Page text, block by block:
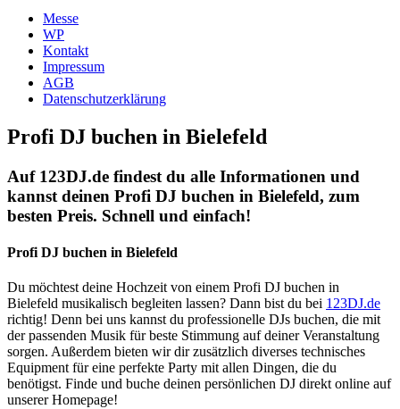
Messe
WP
Kontakt
Impressum
AGB
Datenschutzerklärung
Profi DJ buchen in Bielefeld
Auf 123DJ.de findest du alle Informationen und
kannst deinen Profi DJ buchen in Bielefeld, zum
besten Preis. Schnell und einfach!
Profi DJ buchen in Bielefeld
Du möchtest deine Hochzeit von einem Profi DJ buchen in
Bielefeld musikalisch begleiten lassen? Dann bist du bei 123DJ.de
richtig! Denn bei uns kannst du professionelle DJs buchen, die mit
der passenden Musik für beste Stimmung auf deiner Veranstaltung
sorgen. Außerdem bieten wir dir zusätzlich diverses technisches
Equipment für eine perfekte Party mit allen Dingen, die du
benötigst. Finde und buche deinen persönlichen DJ direkt online auf
unserer Homepage!